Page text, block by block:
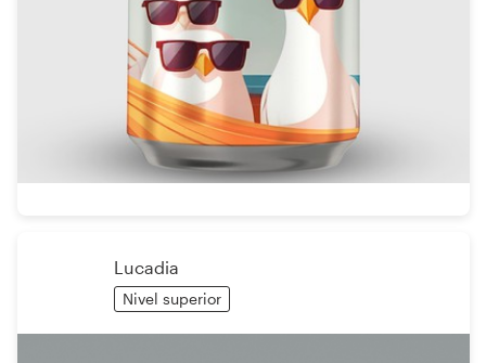
Lucadia
Nivel superior